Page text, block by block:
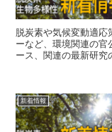
脱炭素や気候変動適応
ーなど、環境関連の官
ース、関連の最新研究
新着情報